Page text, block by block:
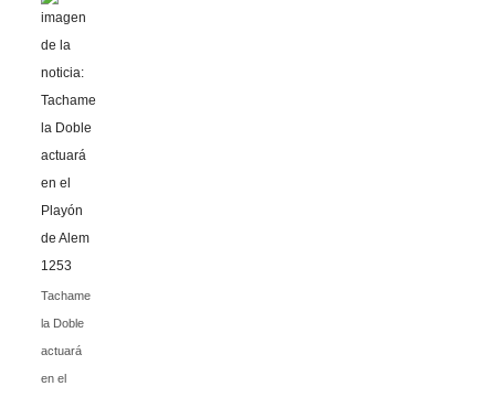
Tachame
la Doble
actuará
en el